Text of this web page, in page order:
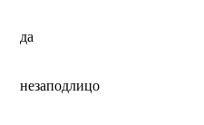
да
незаподлицо